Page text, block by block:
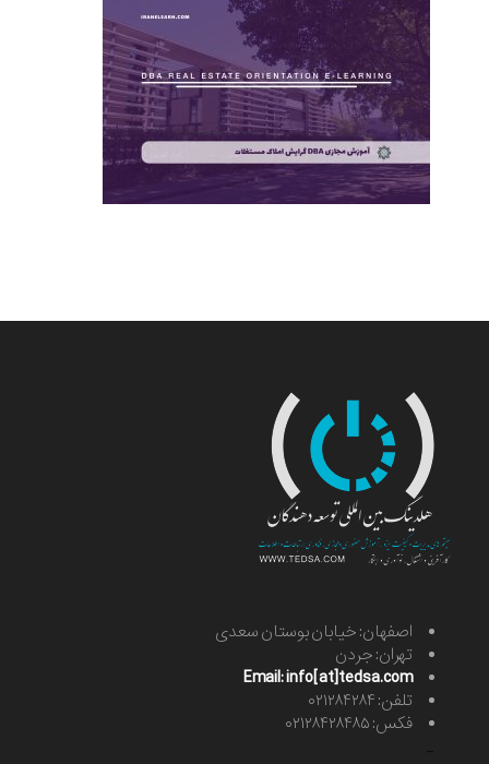
اصفهان: خیابان بوستان سعدی
تهران: جردن
Email: info[at]tedsa.com
تلفن: ۰۲۱۲۸۴۲۸۴
فکس: ۰۲۱۲۸۴۲۸۴۸۵